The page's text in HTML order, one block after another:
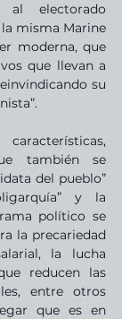
al electorado
misma Marine
moderna, que
que llevan a
su
también se
del pueblo”
y la
político se
la precariedad
la lucha
reducen las
entre otros
que es en